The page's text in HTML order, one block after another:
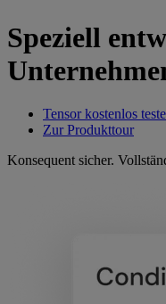
Speziell
Tensor kostenlos
Zur Produkttour
Konsequent sicher.